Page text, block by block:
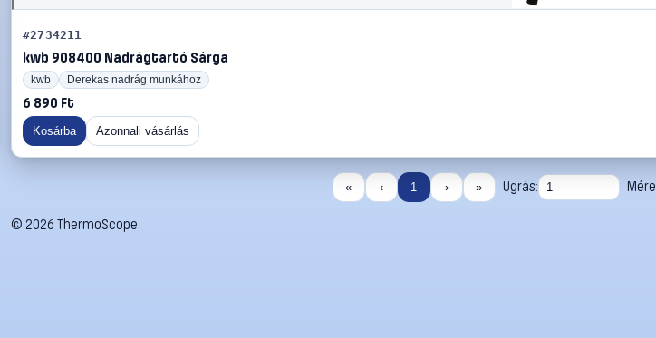
#2734211
kwb 908400 Nadrágtartó Sárga
kwb Derekas nadrág munkához
6 890 Ft
Kosárba Azonnali vásárlás
« ‹ 1 › » Ugrás:
© 2026 ThermoScope